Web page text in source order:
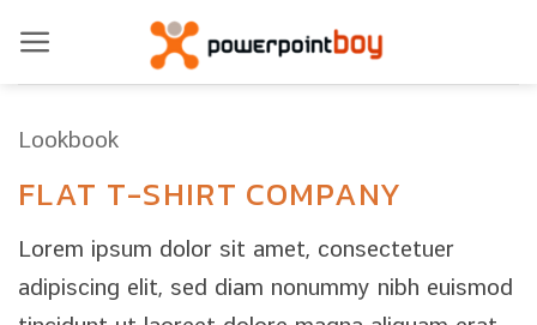
ไป
เนื้อหา
Lookbook
FLAT T-SHIRT COMPANY
Lorem ipsum dolor sit amet, consectetuer
adipiscing elit, sed diam nonummy nibh euismod